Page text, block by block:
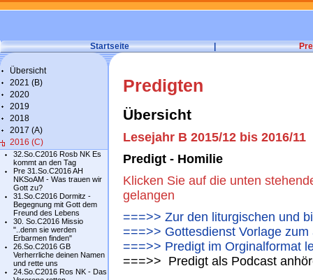
Startseite |
Übersicht
2021 (B)
2020
2019
2018
2017 (A)
2016 (C)
32.So.C2016 Rosb NK Es
kommt an den Tag
Pre 31.So.C2016 AH
NKSoAM - Was trauen wir
Gott zu?
31.So.C2016 Dormitz -
Begegnung mit Gott dem
Freund des Lebens
30. So.C2016 Missio
"..denn sie werden
Erbarmen finden"
26.So.C2016 GB
Verherrliche deinen Namen
und rette uns
24.So.C2016 Ros NK - Das
Predigten
Übersicht
Lesejahr B 2015/12 bis 2016/11
Predigt - Homilie
Klicken Sie auf die unten
gelangen
===>> Zur den liturgischen und
===>> Gottesdienst Vorlage
===>> Predigt im Orginalformat
===>> Predigt als Podcast